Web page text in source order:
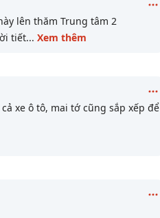
lên thăm Trung tâm 2
tiết... Xem thêm
xe ô tô, mai tớ cũng sắp xếp để